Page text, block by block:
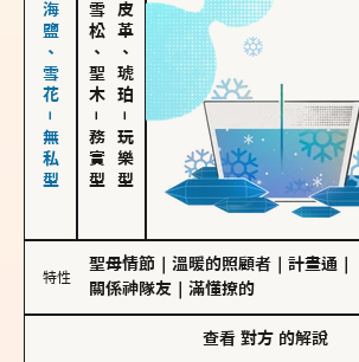
海鹽、雪花－無私型 雪松、聖木
－
務實型
皮革、琥珀
－
玩樂型
特性
聖母情節 溫暖的照顧者 計畫通
關係神隊友
滿懂撩的
查看 對方 的解說